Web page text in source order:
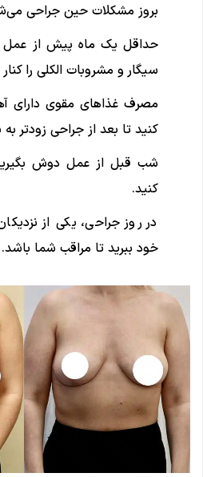
بروز مشکلات حین جراحی
حداقل یک ماه پیش از
سیگار و مشروبات الکلی را کنار
مصرف غذاهای مقوی دارای
کنید تا بعد از جراحی زودتر
شب قبل از عمل دوش
کنید.
در روز جراحی، یکی از
خود ببرید تا مراقب شما باشد.